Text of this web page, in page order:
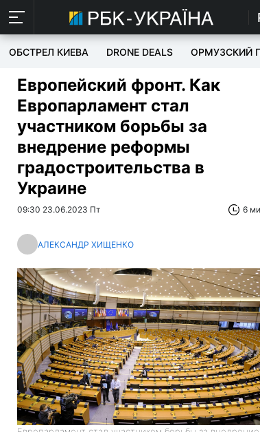
ОБСТРЕЛ КИЕВА DRONE DEALS ОРМУЗСКИЙ
Европейский фронт. Как
Европарламент стал
участником борьбы за
внедрение реформы
градостроительства в
Украине
09:30 23.06.2023 Пт 6
АЛЕКСАНДР ХИЩЕНКО